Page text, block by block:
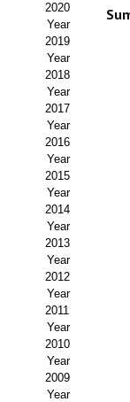
REVISTA ITEA
Presentación ITEA
Equipo Editorial
Leer revista ITEA
Directrices para
Políticas
Propuesta
Sello Calidad
Premio Prensa
Buscador de
JORNADAS AIDA
2020
Year
2019
Year
2018
Year
2017
Year
2016
Year
2015
Year
2014
Year
2013
Year
2012
Year
2011
Year
2010
Year
2009
Year